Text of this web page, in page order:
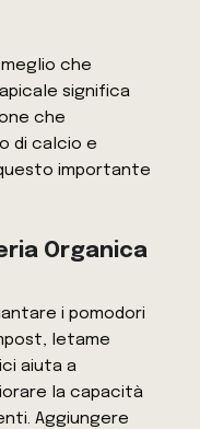
che
significa
che
di calcio e
importante
Organica
i pomodori
letame
aiuta a
la capacità
Aggiungere